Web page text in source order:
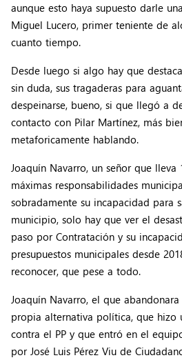
aunque esto haya supuesto darle
Miguel Lucero, primer teniente de
cuanto tiempo.
Desde luego si algo hay que
sin duda, sus tragaderas para
despeinarse, bueno, si que llegó a
contacto con Pilar Martínez, más
metaforicamente hablando.
Joaquín Navarro, un señor que
máximas responsabilidades
sobradamente su incapacidad para
municipio, solo hay que ver el
paso por Contratación y su
presupuestos municipales desde
reconocer, que pese a todo.
Joaquín Navarro, el que
propia alternativa política, que hizo
contra el PP y que entró en el
por José Luis Pérez Viu de